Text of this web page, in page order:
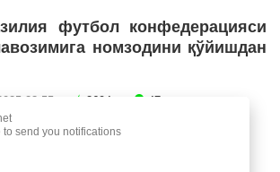
футбол конфедерацияси
номзодини қўйишдан
to send you notifications